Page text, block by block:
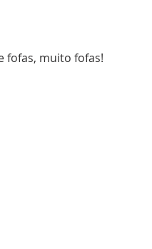
fofas, muito fofas!